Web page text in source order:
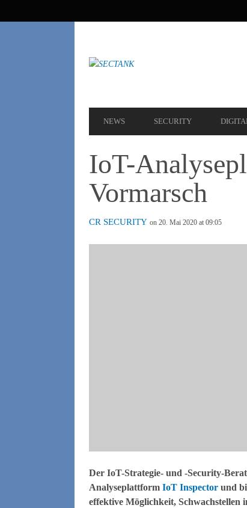
NAVIGATION
NAVIGATION
NEWS SECURITY
IoT-
Vormarsch
CR SECURITY on 20. Mai 2020 at 09:05
Der IoT-Strategie- und -Security-
Analyseplattform IoT Inspector und
effektive Möglichkeit,